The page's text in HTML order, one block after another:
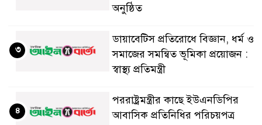
অনুষ্ঠিত
ডায়াবেটিস প্রতিরোধে বিজ্ঞান, ধর্ম ও
সমাজের সমন্বিত ভূমিকা প্রয়োজন :
স্বাস্থ্য প্রতিমন্ত্রী
৩
পররাষ্ট্রমন্ত্রীর কা‌ছে ইউএনডিপির
আবাসিক প্রতিনিধির পরিচয়পত্র
৪